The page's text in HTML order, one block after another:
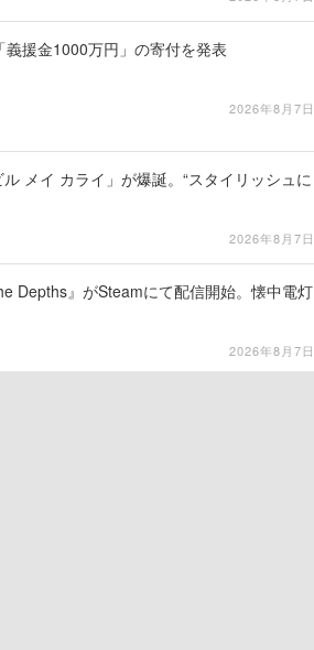
援金1000万円」の寄付を発表
2026年8月7日
メイ カライ」が爆誕。“スタイリッシュに
2026年8月7日
Depths』がSteamにて配信開始。懐中電灯
2026年8月7日